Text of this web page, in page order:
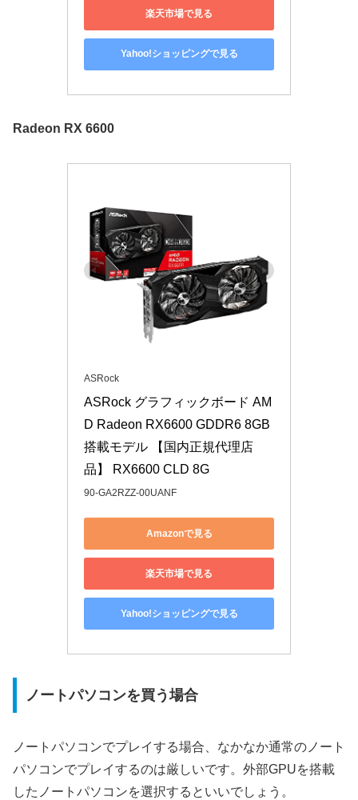
楽天市場で見る
Yahoo!ショッピングで見る
Radeon RX 6600
ASRock
ASRock グラフィックボード AM
D Radeon RX6600 GDDR6 8GB
搭載モデル 【国内正規代理店
品】 RX6600 CLD 8G
90-GA2RZZ-00UANF
Amazonで見る
楽天市場で見る
Yahoo!ショッピングで見る
ノートパソコンを買う場合
ノートパソコンでプレイする場合、なかなか通常のノート
パソコンでプレイするのは厳しいです。外部GPUを搭載
したノートパソコンを選択するといいでしょう。